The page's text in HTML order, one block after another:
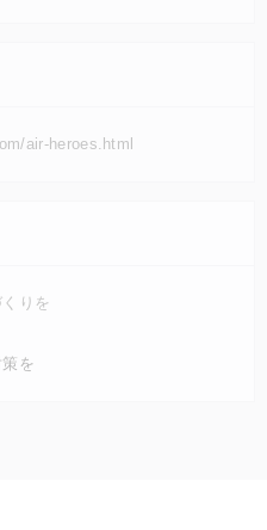
air-heroes.html
りを
を